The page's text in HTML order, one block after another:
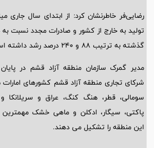
رضایی‌فر خاطرنشان کرد: از ابتدای سال جاری
تولید به خارج از کشور و صادرات مجدد نسبت
گذشته به ترتیب 88 و 240 درصد رشد داشته است.
مدیر گمرک سازمان منطقه آزاد قشم در
شرکای تجاری منطقه آزاد قشم کشورهای امارات
سومالی، قطر، هنگ کنگ، عراق و سریلانکا
پاکتی، سیگار، ادکلن و ماهی خشک
این منطقه را تشکیل می دهند.